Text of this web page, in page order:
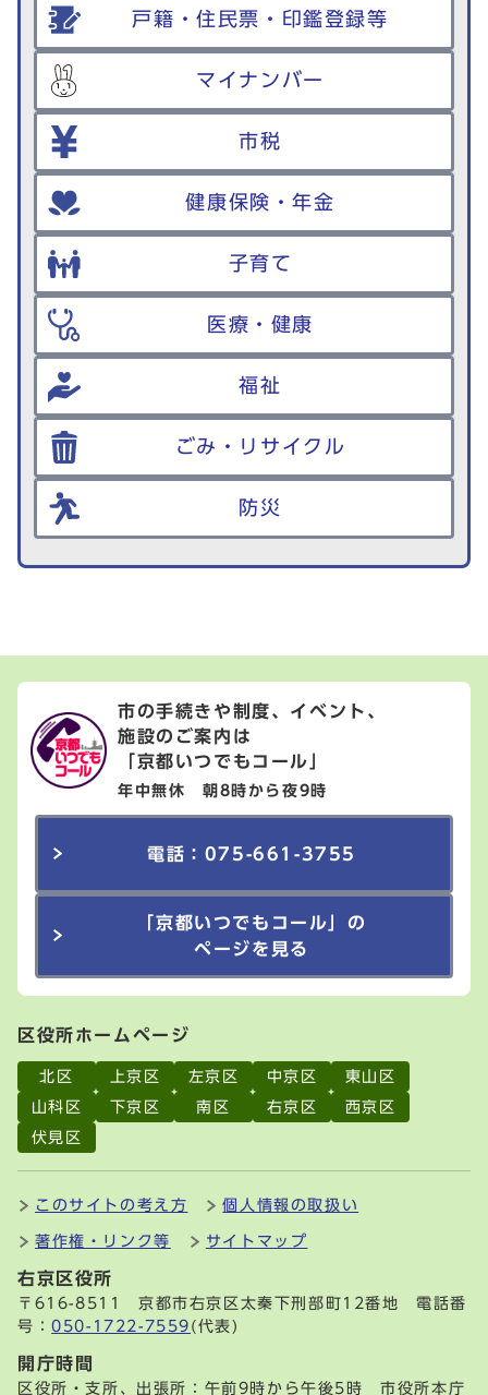
戸籍・住民票・印鑑登録等
マイナンバー
市税
健康保険・年金
子育て
医療・健康
福祉
ごみ・リサイクル
防災
市の手続きや制度、イベント、
施設のご案内は
「京都いつでもコール」
年中無休 朝8時から夜9時
電話：075-661-3755
「京都いつでもコール」の
ページを見る
区役所ホームページ
北区 上京区 左京区 中京区
東山区
山科区
下京区 南区 右京区
西京区
伏見区
このサイトの考え方 個人情報の取扱い
著作権・リンク等 サイトマップ
右京区役所
〒616-8511 京都市右京区太秦下刑部町12番地 電話番
号：050-1722-7559 (代表)
開庁時間
区役所・支所、出張所：午前9時から午後5時 市役所本庁